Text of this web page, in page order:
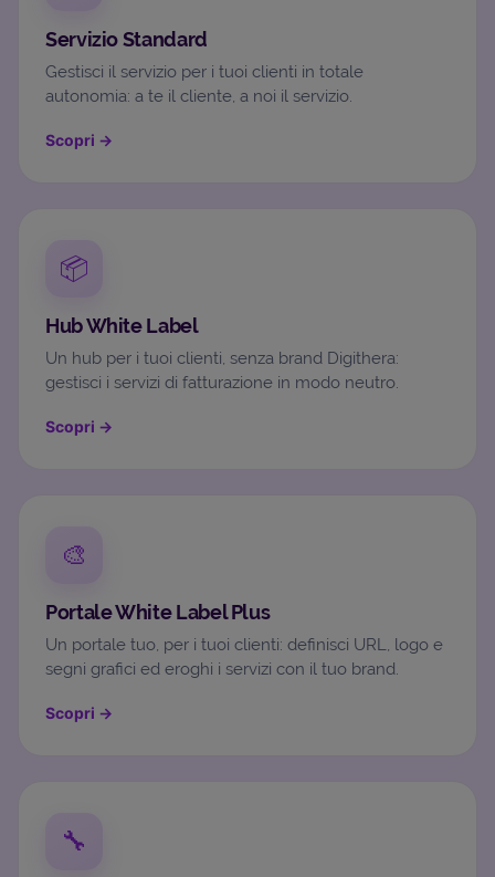
Servizio Standard
Gestisci il servizio per i tuoi clienti in totale
autonomia: a te il cliente, a noi il servizio.
Scopri →
📦
Hub White Label
Un hub per i tuoi clienti, senza brand Digithera:
gestisci i servizi di fatturazione in modo neutro.
Scopri →
🎨
Portale White Label Plus
Un portale tuo, per i tuoi clienti: definisci URL, logo e
segni grafici ed eroghi i servizi con il tuo brand.
Scopri →
🔧